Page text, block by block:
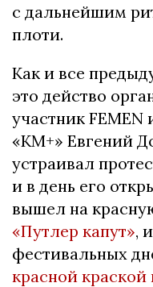
с дальнейшим
плоти.
Как и все
это действо
участник
«КМ+» Евгений
устраивал
и в день его
вышел на
«Путлер капут»,
фестивальных
красной краской